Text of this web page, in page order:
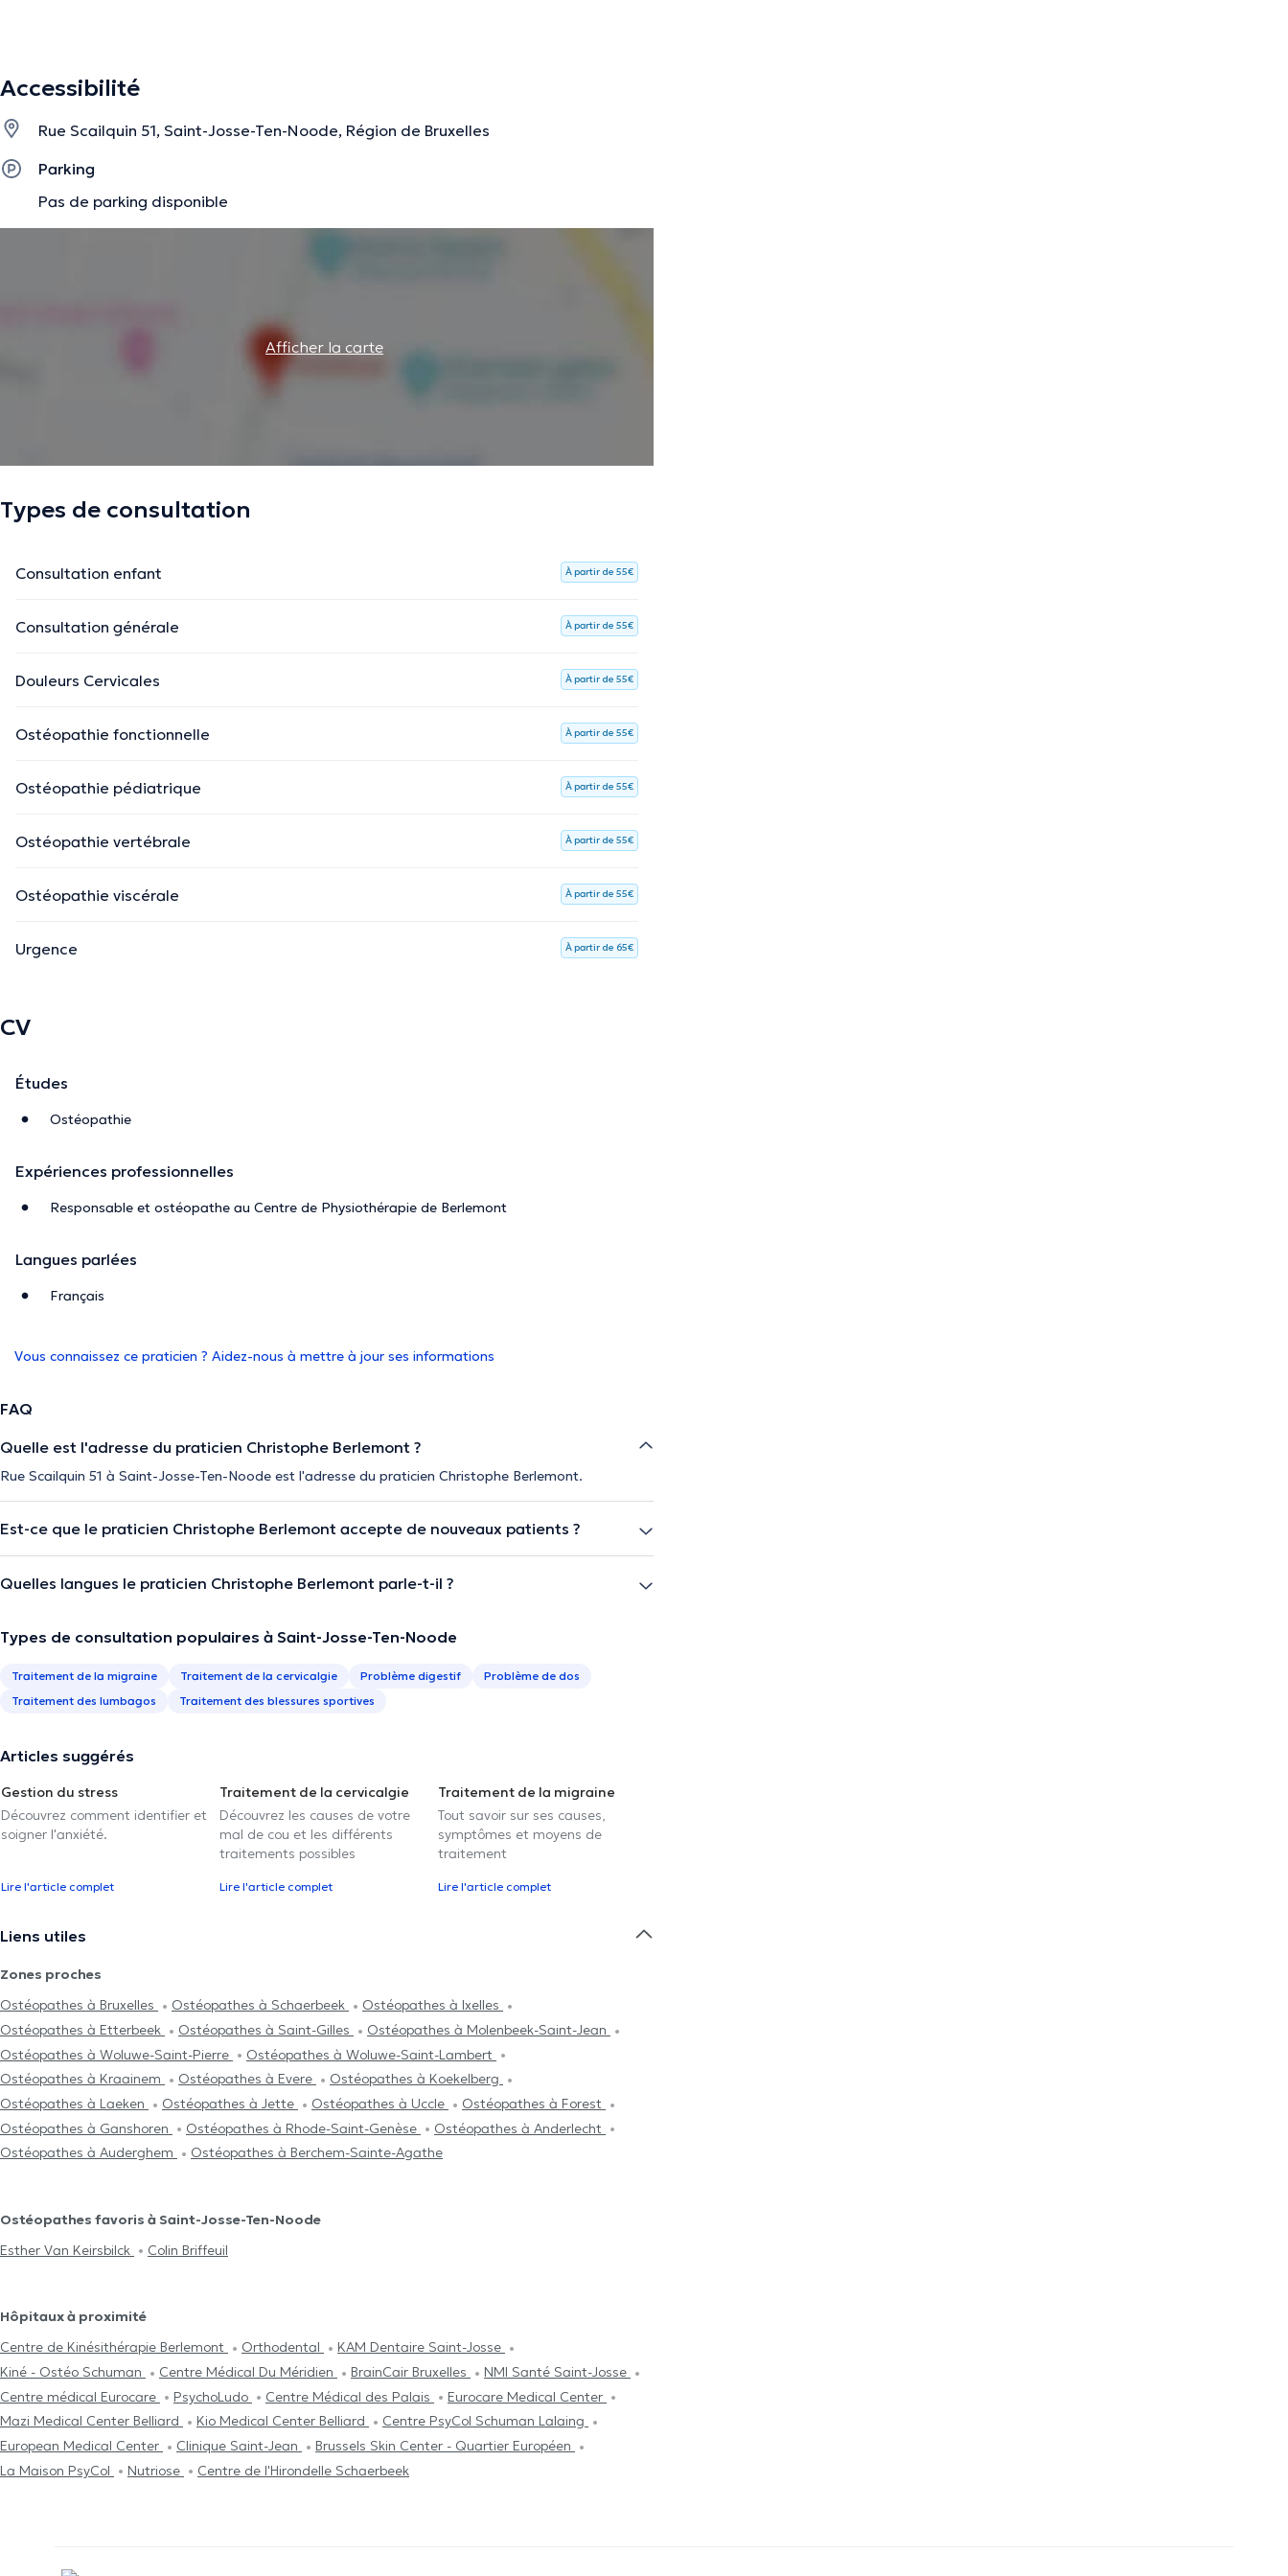
Accessibilité
Rue Scailquin 51, Saint-Josse-Ten-Noode, Région de Bruxelles
Parking
Pas de parking disponible
Afficher la carte
Types de consultation
Consultation enfant À partir de 55€
Consultation générale À partir de 55€
Douleurs Cervicales À partir de 55€
Ostéopathie fonctionnelle À partir de 55€
Ostéopathie pédiatrique À partir de 55€
Ostéopathie vertébrale À partir de 55€
Ostéopathie viscérale À partir de 55€
Urgence À partir de 65€
CV
Études
Ostéopathie
Expériences professionnelles
Responsable et ostéopathe au Centre de Physiothérapie de Berlemont
Langues parlées
Français
Vous connaissez ce praticien ? Aidez-nous à mettre à jour ses informations
FAQ
Quelle est l'adresse du praticien Christophe Berlemont ?
Rue Scailquin 51 à Saint-Josse-Ten-Noode est l'adresse du praticien Christophe Berlemont.
Est-ce que le praticien Christophe Berlemont accepte de nouveaux patients ?
Quelles langues le praticien Christophe Berlemont parle-t-il ?
Types de consultation populaires à Saint-Josse-Ten-Noode
Traitement de la migraine Traitement de la cervicalgie Problème digestif
Problème de dos
Traitement des lumbagos
Traitement des blessures sportives
Articles suggérés
Gestion du stress
Découvrez comment identifier et
soigner l'anxiété.
Lire l'article complet
Traitement de la cervicalgie
Découvrez les causes de votre
mal de cou et les différents
traitements possibles
Lire l'article complet
Traitement de la migraine
Tout savoir sur ses causes,
symptômes et moyens de
traitement
Lire l'article complet
Liens utiles
Zones proches
Ostéopathes à Bruxelles
Ostéopathes à Schaerbeek
Ostéopathes à Ixelles
Ostéopathes à Etterbeek
Ostéopathes à Saint-Gilles
Ostéopathes à Molenbeek-Saint-Jean
Ostéopathes à Woluwe-Saint-Pierre
Ostéopathes à Woluwe-Saint-Lambert
Ostéopathes à Kraainem
Ostéopathes à Evere
Ostéopathes à Koekelberg
Ostéopathes à Laeken
Ostéopathes à Jette Ostéopathes à Uccle
Ostéopathes à Forest
Ostéopathes à Ganshoren
Ostéopathes à Rhode-Saint-Genèse
Ostéopathes à Anderlecht
Ostéopathes à Auderghem
Ostéopathes à Berchem-Sainte-Agathe
Ostéopathes favoris à Saint-Josse-Ten-Noode
Esther Van Keirsbilck
Colin Briffeuil
Hôpitaux à proximité
Centre de Kinésithérapie Berlemont
Orthodental
KAM Dentaire Saint-Josse
Kiné - Ostéo Schuman
Centre Médical Du Méridien BrainCair Bruxelles
NMI Santé Saint-Josse
Centre médical Eurocare
PsychoLudo Centre Médical des Palais
Eurocare Medical Center
Mazi Medical Center Belliard
Kio Medical Center Belliard
Centre PsyCol Schuman Lalaing
European Medical Center
Clinique Saint-Jean
Brussels Skin Center - Quartier Européen
La Maison PsyCol
Nutriose Centre de l'Hirondelle Schaerbeek